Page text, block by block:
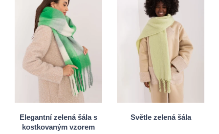
Elegantní zelená šála s
kostkovaným vzorem
Univerzální
Světle zelená šála
Univerzální